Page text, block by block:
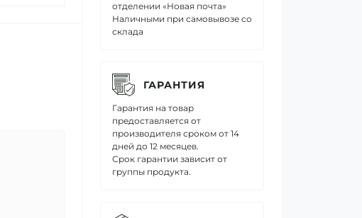
отделении «Новая почта»
Наличными при самовывозе со
склада
ГАРАНТИЯ
Гарантия на товар
предоставляется от
производителя сроком от 14
дней до 12 месяцев.
Срок гарантии зависит от
группы продукта.